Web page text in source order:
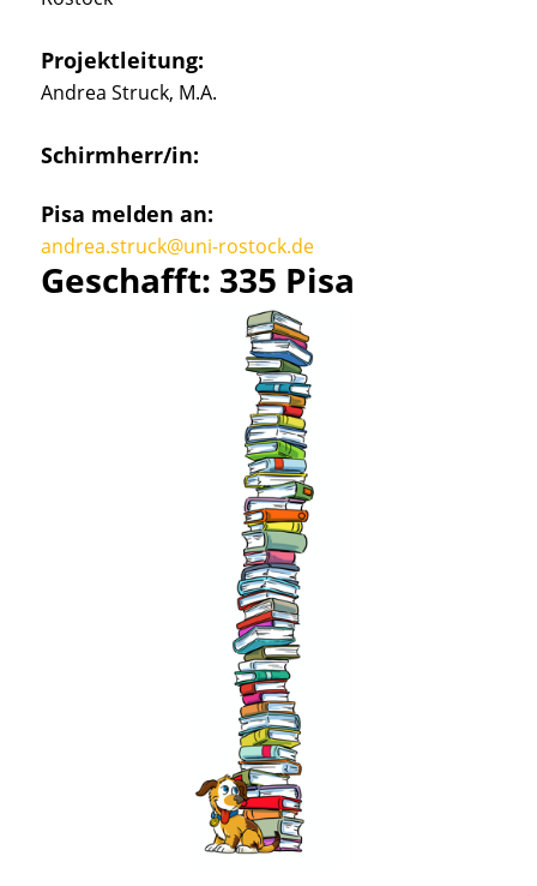
Projektleitung:
Andrea Struck, M.A.
Schirmherr/in:
Pisa melden an:
andrea.struck@uni-rostock.de
Geschafft: 335 Pisa